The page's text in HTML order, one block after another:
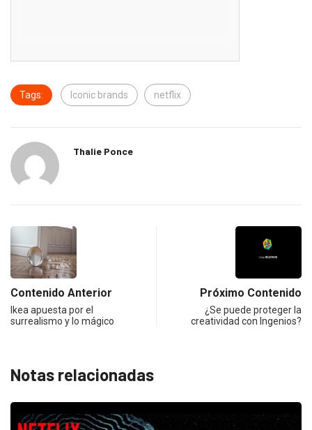
Tags: Iconic brands netflix
Thalie Ponce
Contenido Anterior
Ikea apuesta por el
surrealismo y lo mágico
Próximo Contenido
¿Se puede proteger la
creatividad con Ingenios?
Notas relacionadas